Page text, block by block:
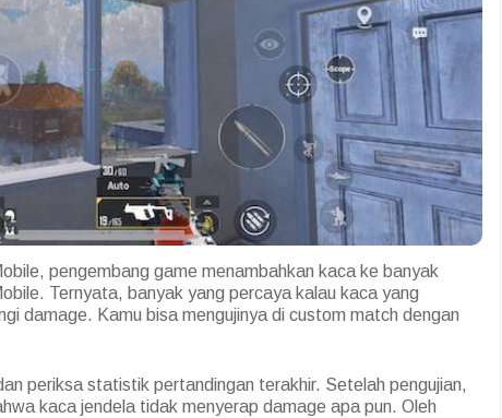
pengembang game menambahkan kaca ke banyak
Ternyata, banyak yang percaya kalau kaca yang
damage. Kamu bisa mengujinya di custom match dengan
periksa statistik pertandingan terakhir. Setelah pengujian,
kaca jendela tidak menyerap damage apa pun. Oleh